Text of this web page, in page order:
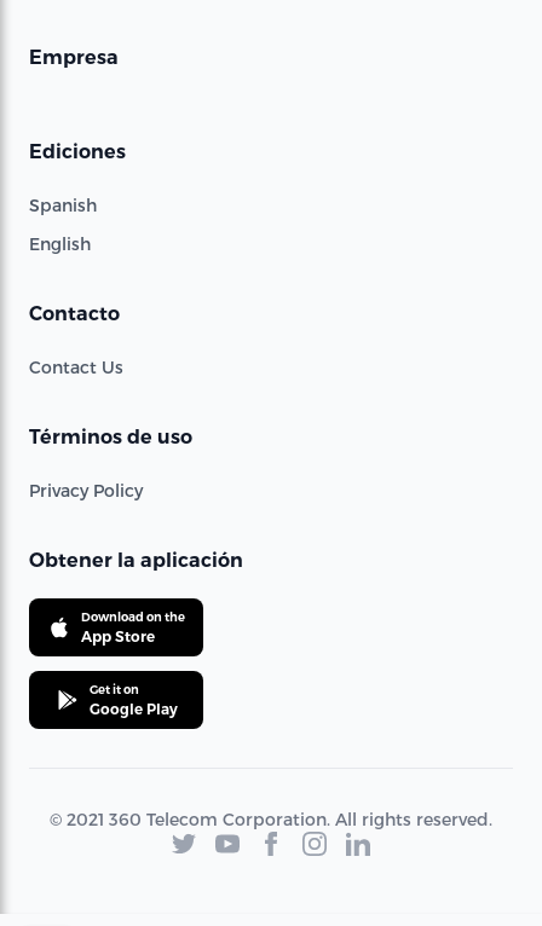
Empresa
Ediciones
Spanish
English
Contacto
Contact Us
Términos de uso
Privacy Policy
Obtener la aplicación
Download on the
App Store
Get it on
Google Play
© 2021 360 Telecom Corporation. All rights reserved.